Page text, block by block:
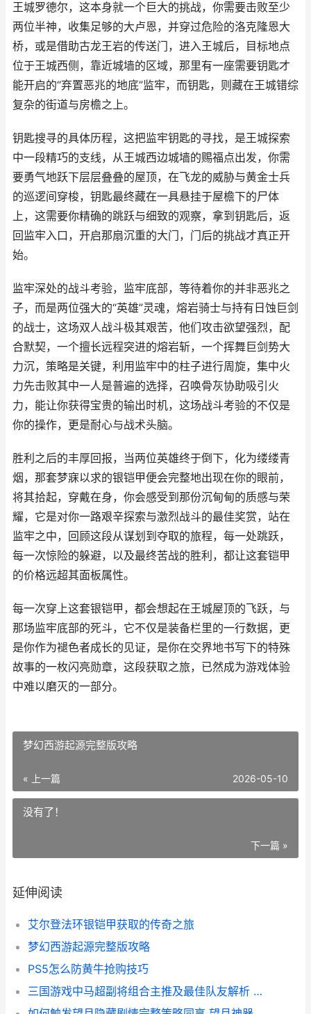
王城罗德尔，这本身就一个巨大的挑战，你需要击败至少
两位半神，收集足够的大卢恩，并穿过危险的洛克隆恩大
桥，或是借助古龙王岩的传送门，进入王城后，目标地点
位于王城西侧，靠近城墙的区域，那里有一座需要钥匙才
能开启的“弃置恶兆的地底”监牢，而钥匙，则藏在王城错综
复杂的街道与房檐之上。
钥匙搜寻的具体历程，这把监牢钥匙的寻找，是王城探索
中一段精巧的支线，从王城西边城墙的赐福点出发，你需
要勇气地跃下层层叠叠的屋顶，在飞龙的威胁与黄金士兵
的巡逻间穿梭，钥匙最终藏在一具悬挂于屋檐下的尸体
上，这需要你精确的跳跃与细致的观察，拿到钥匙后，返
回监牢入口，开启那扇沉重的大门，门后的挑战才真正开
始。
监牢深处的战斗考验，监牢底部，等待着你的并非恶兆之
子，而是两位强大的“英雄”灵魂，熔岩骑士与持有日蚀巨剑
的战士，这场双人战斗极其艰苦，他们攻击欲望强烈，配
合默契，一个擅长远程突进的熔岩斩，一个挥舞巨剑势大
力沉，策略是关键，利用监牢中的柱子进行周旋，集中火
力先击败其中一人是普遍的选择，召唤骨灰协助吸引火
力，能让你获得宝贵的输出时机，这场战斗考验的不仅是
你的操作，更是耐心与战术头脑。
胜利之后的丰厚回报，当两位英雄终于倒下，化为缕缕青
烟，那套梦寐以求的银铠甲便会完整地出现在你的眼前，
将其拾起，穿戴在身，你会感受到那份沉甸甸的质感与荣
耀，它是对你一路艰辛探索与激烈战斗的最佳奖赏，站在
监牢之中，回顾这段从谋划到夺取的旅程，每一处跳跃，
每一次惊险的躲避，以及最终苦战的胜利，都让这套铠甲
的价格远超其面板属性。
每一次穿上这套银铠甲，都会想起在王城屋顶的飞跃，与
那场监牢底部的死斗，它不仅是装备栏里的一行数据，更
是你作为褪色者成长的见证，是你在交界地书写下的特殊
故事的一枚闪亮勋章，这段获取之旅，已然成为游戏体验
中难以磨灭的一部分。
梦幻西游起源完整版攻略
« 上一篇 2026-05-10
没有了！
下一篇 »
延伸阅读
艾尔登法环银铠甲获取的传奇之旅
梦幻西游起源完整版攻略
PS5怎么防黄牛抢购技巧
三国游戏中马超副将组合主推及最佳队友解析 三国游戏中马超是谁